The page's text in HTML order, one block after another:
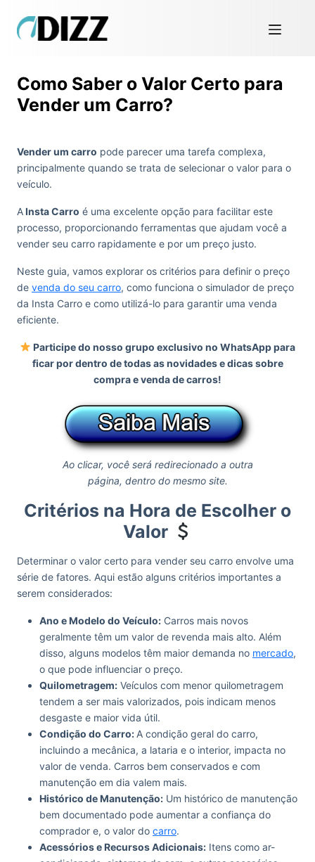
Como Saber o Valor Certo para
Vender um Carro?
Vender um carro pode parecer uma tarefa complexa,
principalmente quando se trata de selecionar o valor para o
veículo.
AInsta Carro é uma excelente opção para facilitar este
processo, proporcionando ferramentas que ajudam você a
vender seu carro rapidamente e por um preço justo.
Neste guia, vamos explorar os critérios para definir o preço
de venda do seu carro, como funciona o simulador de preço
da Insta Carro e como utilizá-lo para garantir uma venda
eficiente.
Participe do nosso grupo exclusivo no WhatsApp para
ficar por dentro de todas as novidades e dicas sobre
compra e venda de carros!
Ao clicar, você será redirecionado a outra
página, dentro do mesmo site.
Critérios na Hora de Escolher o
Valor
Determinar o valor certo para vender seu carro envolve uma
série de fatores. Aqui estão alguns critérios importantes a
serem considerados:
Ano e Modelo do Veículo: Carros mais novos
geralmente têm um valor de revenda mais alto. Além
disso, alguns modelos têm maior demanda no mercado,
o que pode influenciar o preço.
Quilometragem: Veículos com menor quilometragem
tendem a ser mais valorizados, pois indicam menos
desgaste e maior vida útil.
Condição do Carro: A condição geral do carro,
incluindo a mecânica, a lataria e o interior, impacta no
valor de venda. Carros bem conservados e com
manutenção em dia valem mais.
Histórico de Manutenção: Um histórico de manutenção
bem documentado pode aumentar a confiança do
comprador e, o valor do carro.
Acessórios e Recursos Adicionais: Itens como ar-